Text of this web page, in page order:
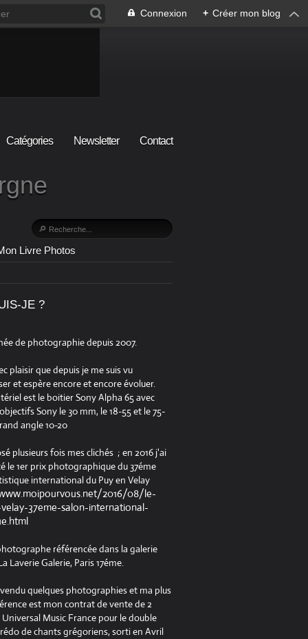
Connexion + Créer mon blog
Catégories Newsletter Contact
Livre Photos
JE ?
de photographie depuis 2007.
plaisir que depuis je me suis vu
et espère encore et encore évoluer.
est le boitier Sony Alpha 65 avec
Sony le 30 mm, le 18-55 et le 75-
angle 10-20
plusieurs fois mes clichés ; en 2016 j'ai
le 1er prix photographique du 37éme
international du Puy en Velay
2016/08/le-
37eme-salon-international-
référencée dans la galerie
Laverie Galerie, Paris 17éme.
quelques photographies et ma plus
est mon contrat de vente de 2
Universal Music France pour le double
de chants grégoriens, sorti en Avril